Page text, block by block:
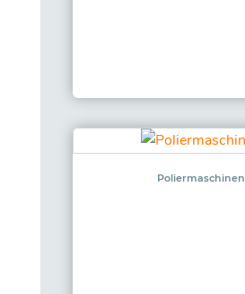
Poliermaschinen